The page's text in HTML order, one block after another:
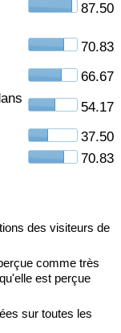
87.50
70.83
66.67
54.17
37.50
70.83
des visiteurs de
comme très
est perçue
sur toutes les